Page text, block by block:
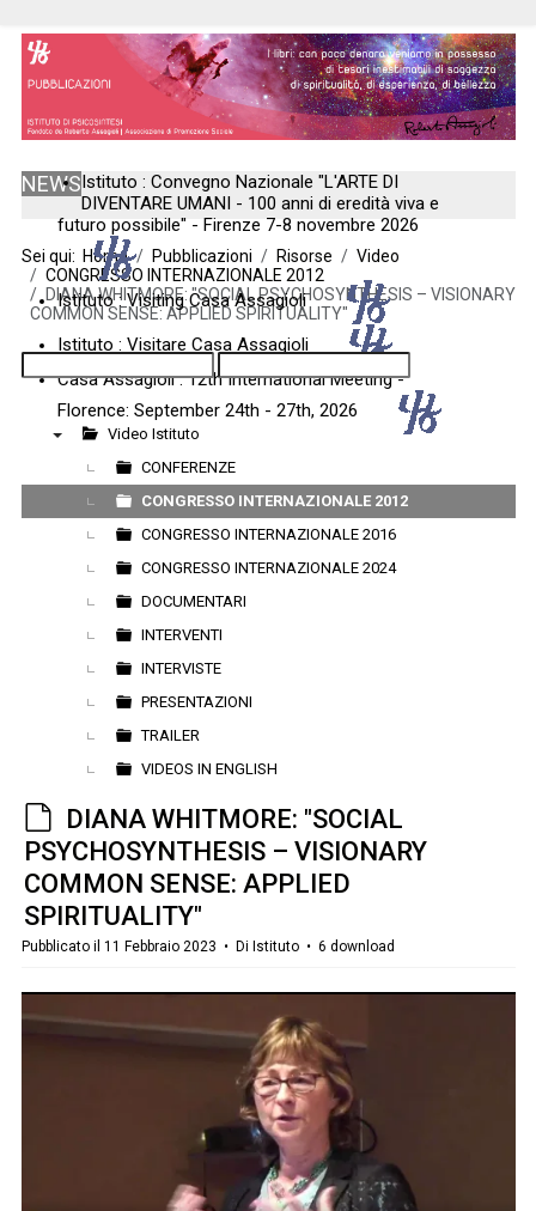
NEWSIstituto : Convegno Nazionale "L'ARTE DI
DIVENTARE UMANI - 100 anni di eredità viva e
futuro possibile" - Firenze 7-8 novembre 2026
Istituto : Visiting Casa Assagioli
Istituto : Visitare Casa Assagioli
Casa Assagioli : 12th International Meeting -
Florence: September 24th - 27th, 2026
Sei qui: Home Pubblicazioni Risorse
Video
CONGRESSO INTERNAZIONALE 2012
DIANA WHITMORE: "SOCIAL PSYCHOSYNTHESIS – VISIONARY
COMMON SENSE: APPLIED SPIRITUALITY"
Video Istituto
CONFERENZE
CONGRESSO INTERNAZIONALE 2012
CONGRESSO INTERNAZIONALE 2016
CONGRESSO INTERNAZIONALE 2024
DOCUMENTARI
INTERVENTI
INTERVISTE
PRESENTAZIONI
TRAILER
VIDEOS IN ENGLISH
d
e
f
a
u
DIANA WHITMORE: "SOCIAL
PSYCHOSYNTHESIS – VISIONARY
COMMON SENSE: APPLIED
SPIRITUALITY"
Pubblicato il 11 Febbraio 2023 Di Istituto 6 download